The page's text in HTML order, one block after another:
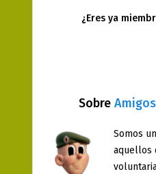
Sobre
Somos
aquellos
¿Eres ya